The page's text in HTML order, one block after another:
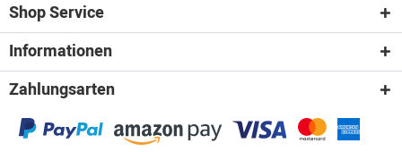
Shop Service
Informationen
Zahlungsarten